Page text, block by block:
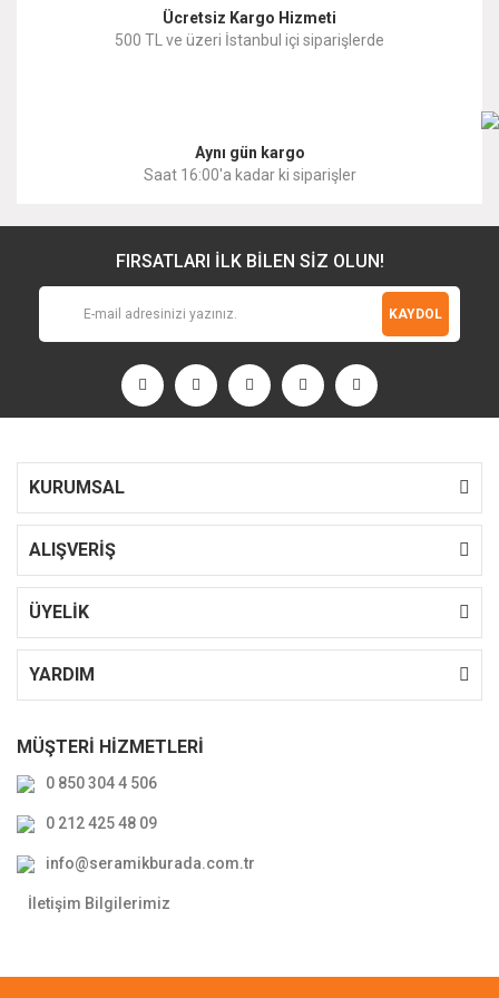
Ücretsiz Kargo Hizmeti
500 TL ve üzeri İstanbul içi siparişlerde
Aynı gün kargo
Saat 16:00'a kadar ki siparişler
FIRSATLARI İLK BİLEN SİZ OLUN!
KAYDOL
KURUMSAL
ALIŞVERİŞ
ÜYELİK
YARDIM
MÜŞTERİ HİZMETLERİ
0 850 304 4 506
0 212 425 48 09
info@seramikburada.com.tr
İletişim Bilgilerimiz